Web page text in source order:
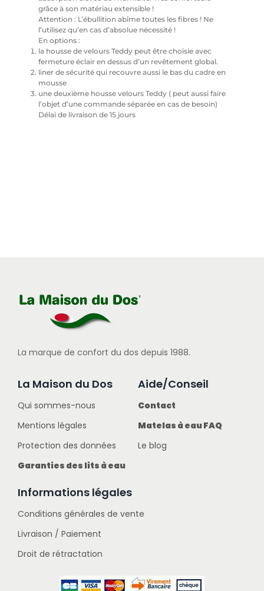
grâce à son matériau extensible !
Attention : L’ébullition abîme toutes les fibres ! Ne
l’utilisez qu’en cas d’absolue nécessité !
En options :
la housse de velours Teddy peut être choisie avec
fermeture éclair en dessus d’un revêtement global.
liner de sécurité qui recouvre aussi le bas du cadre en
mousse
une deuxième housse velours Teddy ( peut aussi faire
l’objet d’une commande séparée en cas de besoin)
Délai de livraison de 15 jours
La marque de confort du dos depuis 1988.
La Maison du Dos
Qui sommes-nous
Mentions légales
Protection des données
Garanties des lits à eau
Aide/Conseil
Contact
Matelas à eau FAQ
Le blog
Informations légales
Conditions générales de vente
Livraison / Paiement
Droit de rétractation